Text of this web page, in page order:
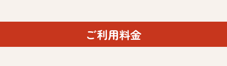
作業報告書(イメージ)
作業終了時には、
以下の報告書を送付いたします。
ご利用料金